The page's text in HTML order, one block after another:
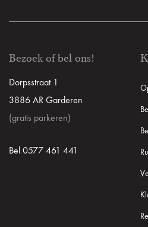
Bezoek of bel ons!
Dorpsstraat 1
3886 AR Garderen
(gratis parkeren)
Bel 0577 461 441